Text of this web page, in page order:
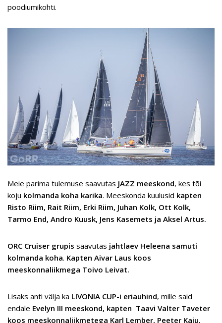
poodiumikohti.
Meie parima tulemuse saavutas JAZZ meeskond, kes tõi
koju kolmanda koha karika. Meeskonda kuulusid kapten
Risto Riim, Rait Riim, Erki Riim, Juhan Kolk, Ott Kolk,
Tarmo End, Andro Kuusk, Jens Kasemets ja Aksel Artus.
ORC Cruiser grupis saavutas jahtlaev Heleena samuti
kolmanda koha. Kapten Aivar Laus koos
meeskonnaliikmega Toivo Leivat.
Lisaks anti välja ka LIVONIA CUP-i eriauhind, mille said
endale Evelyn III meeskond, kapten Taavi Valter Taveter
koos meeskonnaliikmetega Karl Lember, Peeter Kaju,